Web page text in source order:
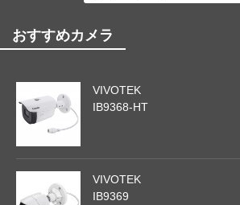
おすすめカメラ
VIVOTEK
IB9368-HT
VIVOTEK
IB9369